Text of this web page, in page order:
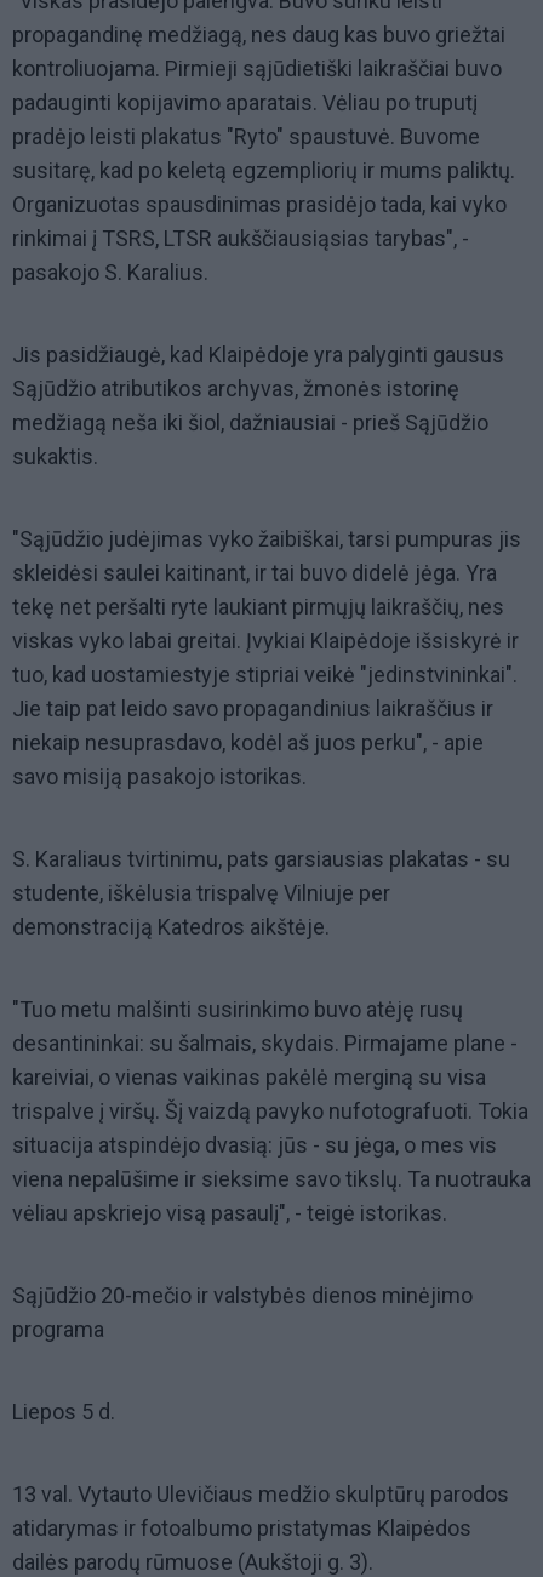
propagandinę medžiagą, nes daug kas buvo griežtai
kontroliuojama. Pirmieji sąjūdietiški laikraščiai buvo
padauginti kopijavimo aparatais. Vėliau po truputį
pradėjo leisti plakatus "Ryto" spaustuvė. Buvome
susitarę, kad po keletą egzempliorių ir mums paliktų.
Organizuotas spausdinimas prasidėjo tada, kai vyko
rinkimai į TSRS, LTSR aukščiausiąsias tarybas", -
pasakojo S. Karalius.
Jis pasidžiaugė, kad Klaipėdoje yra palyginti gausus
Sąjūdžio atributikos archyvas, žmonės istorinę
medžiagą neša iki šiol, dažniausiai - prieš Sąjūdžio
sukaktis.
"Sąjūdžio judėjimas vyko žaibiškai, tarsi pumpuras jis
skleidėsi saulei kaitinant, ir tai buvo didelė jėga. Yra
tekę net peršalti ryte laukiant pirmųjų laikraščių, nes
viskas vyko labai greitai. Įvykiai Klaipėdoje išsiskyrė ir
tuo, kad uostamiestyje stipriai veikė "jedinstvininkai".
Jie taip pat leido savo propagandinius laikraščius ir
niekaip nesuprasdavo, kodėl aš juos perku", - apie
savo misiją pasakojo istorikas.
S. Karaliaus tvirtinimu, pats garsiausias plakatas - su
studente, iškėlusia trispalvę Vilniuje per
demonstraciją Katedros aikštėje.
"Tuo metu malšinti susirinkimo buvo atėję rusų
desantininkai: su šalmais, skydais. Pirmajame plane -
kareiviai, o vienas vaikinas pakėlė merginą su visa
trispalve į viršų. Šį vaizdą pavyko nufotografuoti. Tokia
situacija atspindėjo dvasią: jūs - su jėga, o mes vis
viena nepalūšime ir sieksime savo tikslų. Ta nuotrauka
vėliau apskriejo visą pasaulį", - teigė istorikas.
Sąjūdžio 20-mečio ir valstybės dienos minėjimo
programa
Liepos 5 d.
13 val. Vytauto Ulevičiaus medžio skulptūrų parodos
atidarymas ir fotoalbumo pristatymas Klaipėdos
dailės parodų rūmuose (Aukštoji g. 3).